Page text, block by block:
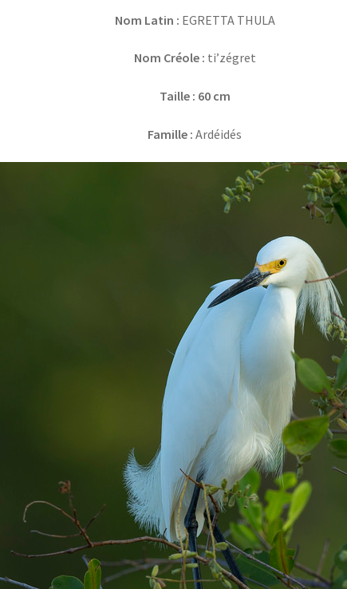
Nom Latin : EGRETTA THULA
Nom Créole : ti’zégret
Taille : 60 cm
Famille : Ardéidés